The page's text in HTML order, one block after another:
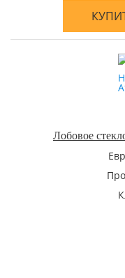
Лобовое